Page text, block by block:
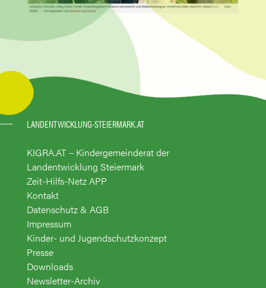
LANDENTWICKLUNG-STEIERMARK.AT
KIGRA.AT – Kindergemeinderat der
Landentwicklung Steiermark
Zeit-Hilfs-Netz APP
Kontakt
Datenschutz & AGB
Impressum
Kinder- und Jugendschutzkonzept
Presse
Downloads
Newsletter-Archiv